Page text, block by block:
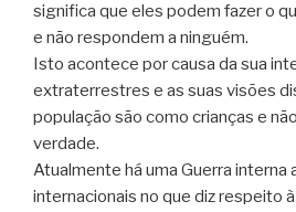
significa que eles podem fazer o
e não respondem a ninguém.
Isto acontece por causa da sua
extraterrestres e as suas visões
população são como crianças e
verdade.
Atualmente há uma Guerra interna
internacionais no que diz respeito